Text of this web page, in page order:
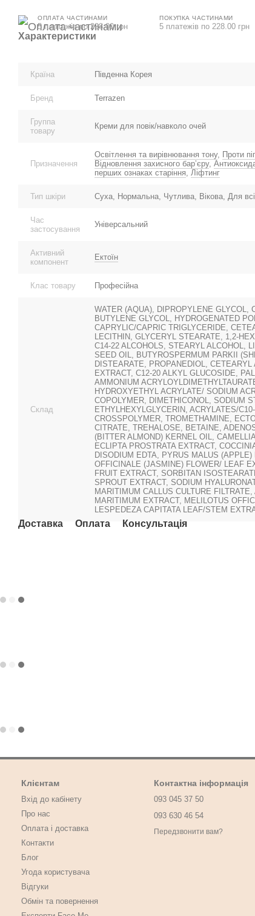
ОПЛАТА ЧАСТИНАМИ
5 платежів по 228.00 грн
ПОКУПКА ЧАСТИНАМИ
5 платежів по 228.00 грн
Характеристики
Країна Південна Корея
Бренд Terrazen
Группа
товару
Креми для повік/навколо очей
Призначення
Освітлення та вирівнювання тону, Проти
Відновлення захисного барʼєру,
перших ознаках старіння, Ліфтинг
Тип шкіри Суха, Нормальна, Чутлива, Вікова, Для
Час
застосування
Універсальний
Активний
компонент
Ектоїн
Клас товару Професійна
Склад
WATER (AQUA), DIPROPYLENE GLYCOL,
BUTYLENE GLYCOL, HYDROGENATED
CAPRYLIC/CAPRIC TRIGLYCERIDE,
LECITHIN, GLYCERYL STEARATE, 1,2-
C14-22 ALCOHOLS, STEARYL ALCOHOL,
SEED OIL, BUTYROSPERMUM PARKII
DISTEARATE, PROPANEDIOL,
EXTRACT, C12-20 ALKYL GLUCOSIDE,
AMMONIUM
HYDROXYETHYL ACRYLATE/ SODIUM
COPOLYMER, DIMETHICONOL, SODIUM
ETHYLHEXYLGLYCERIN, ACRYLATES/
CROSSPOLYMER, TROMETHAMINE,
CITRATE, TREHALOSE, BETAINE,
(BITTER ALMOND) KERNEL OIL,
ECLIPTA PROSTRATA EXTRACT,
DISODIUM EDTA, PYRUS MALUS
OFFICINALE (JASMINE) FLOWER/ LEAF
FRUIT EXTRACT, SORBITAN
SPROUT EXTRACT, SODIUM
MARITIMUM CALLUS CULTURE
MARITIMUM EXTRACT, MELILOTUS
LESPEDEZA CAPITATA LEAF/STEM
Доставка Оплата Консультація
Клієнтам
Вхід до кабінету
Про нас
Оплата і доставка
Контакти
Блог
Угода користувача
Відгуки
Обмін та повернення
Контактна інформація
093 045 37 50
093 630 46 54
Передзвонити вам?